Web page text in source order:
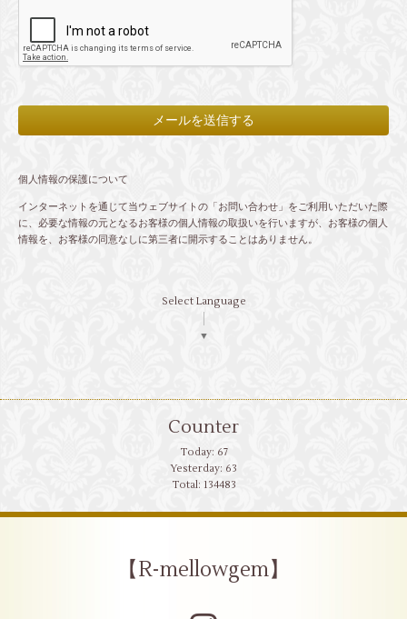
個人情報の保護について
インターネットを通じて当ウェブサイトの「お問い合わせ」をご利用いただいた際
に、必要な情報の元となるお客様の個人情報の取扱いを行いますが、お客様の個人
情報を、お客様の同意なしに第三者に開示することはありません。
Select Language
▼
Counter
Today: 67
Yesterday: 63
Total: 134483
【R-mellowgem】